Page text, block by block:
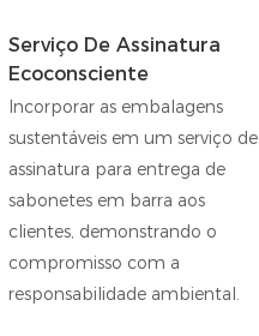
Serviço De Assinatura
Ecoconsciente
Incorporar as embalagens
sustentáveis ​​em um serviço de
assinatura para entrega de
sabonetes em barra aos
clientes, demonstrando o
compromisso com a
responsabilidade ambiental.